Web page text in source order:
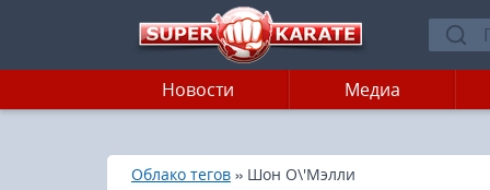
Новости Медиа
Главная
»
Облако тегов » Шон О\'Мэлли